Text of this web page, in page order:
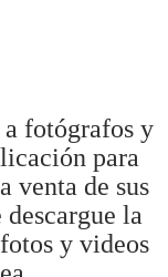
a fotógrafos y
para
venta de sus
la
y videos